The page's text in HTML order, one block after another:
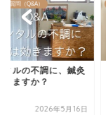
る質問（Q&A）
タルの不調に、鍼灸
きますか？
2026年5月16日